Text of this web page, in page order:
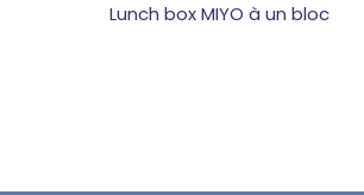
Lunch box MIYO à un bloc